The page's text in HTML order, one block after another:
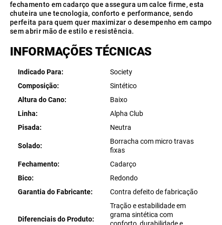
fechamento em cadarço que assegura um calce firme, esta
chuteira une tecnologia, conforto e performance, sendo
perfeita para quem quer maximizar o desempenho em campo
sem abrir mão de estilo e resistência.
INFORMAÇÕES TÉCNICAS
Indicado Para
Society
Composição
Sintético
Altura do Cano
Baixo
Linha
Alpha Club
Pisada
Neutra
Solado
Borracha com micro travas
fixas
Fechamento
Cadarço
Bico
Redondo
Garantia do Fabricante
Contra defeito de fabricação
Diferenciais do Produto
Tração e estabilidade em
grama sintética com